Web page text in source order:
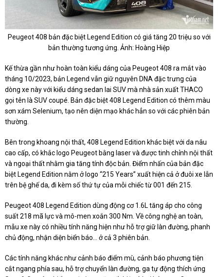
Peugeot 408 bản đặc biệt Legend Edition có giá tăng 20 triệu so với
bản thường tương ứng. Ảnh: Hoàng Hiệp
Kế thừa gần như hoàn toàn kiểu dáng của Peugeot 408 ra mắt vào
tháng 10/2023, bản Legend vẫn giữ nguyên DNA đặc trưng của
dòng xe này với kiểu dáng sedan lai SUV mà nhà sản xuất THACO
gọi tên là SUV coupé. Bản đặc biệt 408 Legend Edition có thêm màu
sơn xám Selenium, tạo nên diện mạo khác hẳn so với các phiên bản
thường.
Bên trong khoang nội thất, 408 Legend Edition khác biệt với da nâu
cao cấp, có khắc logo Peugeot bằng laser và được tinh chỉnh nội thất
và ngoại thất nhằm gia tăng tính độc bản. Điểm nhấn của bản đặc
biệt Legend Edition nằm ở logo “215 Years” xuất hiện cả ở đuôi xe lẫn
trên bệ ghế da, đi kèm số thứ tự của mỗi chiếc từ 001 đến 215.
Peugeot 408 Legend Edition dùng động cơ 1.6L tăng áp cho công
suất 218 mã lực và mô-men xoắn 300 Nm. Về công nghệ an toàn,
mẫu xe này có nhiều tính năng hiện như hỗ trợ giữ làn đường, phanh
chủ động, nhận diện biển báo... ở cả 3 phiên bản.
Các tính năng khác như cảnh báo điểm mù, cảnh báo phương tiện
cắt ngang phía sau, hỗ trợ chuyển làn đường, ga tự động thích ứng